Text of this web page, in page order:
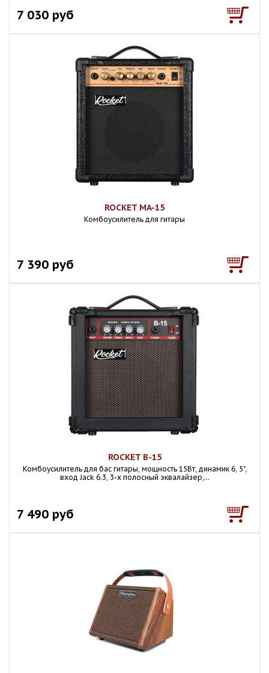
7 030 руб
ROCKET MA-15
Комбоусилитель для гитары
7 390 руб
ROCKET B-15
Комбоусилитель для бас гитары, мощность 15Вт, динамик 6, 5",
вход Jack 6.3, 3-х полосный эквалайзер,...
7 490 руб